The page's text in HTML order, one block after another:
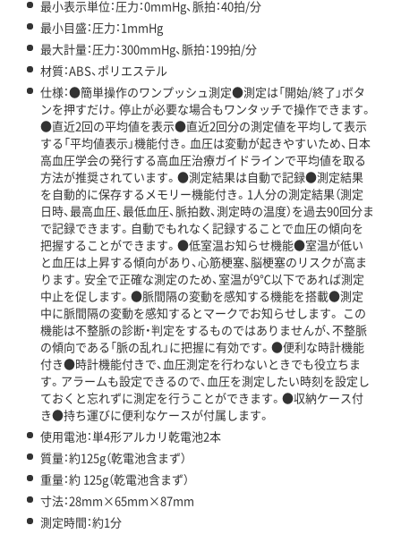
最小表示単位：圧力：0mmHg、脈拍：40拍/分
最小目盛：圧力：1mmHg
最大計量：圧力：300mmHg、脈拍：199拍/分
材質：ABS、ポリエステル
仕様：●簡単操作のワンプッシュ測定●測定は「開始/終了」ボタ
ンを押すだけ。停止が必要な場合もワンタッチで操作できます。
●直近2回の平均値を表示●直近2回分の測定値を平均して表示
する「平均値表示」機能付き。血圧は変動が起きやすいため、日本
高血圧学会の発行する高血圧治療ガイドラインで平均値を取る
方法が推奨されています。●測定結果は自動で記録●測定結果
を自動的に保存するメモリー機能付き。1人分の測定結果（測定
日時、最高血圧、最低血圧、脈拍数、測定時の温度）を過去90回分ま
で記録できます。自動でもれなく記録することで血圧の傾向を
把握することができます。●低室温お知らせ機能●室温が低い
と血圧は上昇する傾向があり、心筋梗塞、脳梗塞のリスクが高ま
ります。安全で正確な測定のため、室温が9℃以下であれば測定
中止を促します。●脈間隔の変動を感知する機能を搭載●測定
中に脈間隔の変動を感知するとマークでお知らせします。 この
機能は不整脈の診断・判定をするものではありませんが、不整脈
の傾向である「脈の乱れ」に把握に有効です。●便利な時計機能
付き●時計機能付きで、血圧測定を行わないときでも役立ちま
す。アラームも設定できるので、血圧を測定したい時刻を設定し
ておくと忘れずに測定を行うことができます。●収納ケース付
き●持ち運びに便利なケースが付属します。
使用電池：単4形アルカリ乾電池2本
質量：約125g（乾電池含まず）
重量：約 125g（乾電池含まず）
寸法：28mm×65mm×87mm
測定時間：約1分